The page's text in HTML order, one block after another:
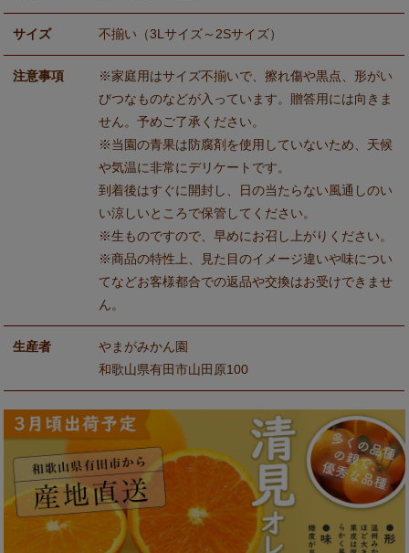
サイズ 不揃い（3Lサイズ～2Sサイズ）
注意事項
※家庭用はサイズ不揃いで、擦れ傷や黒点、形がい
びつなものなどが入っています。贈答用には向きま
せん。予めご了承ください。
※当園の青果は防腐剤を使用していないため、天候
や気温に非常にデリケートです。
到着後はすぐに開封し、日の当たらない風通しのい
い涼しいところで保管してください。
※生ものですので、早めにお召し上がりください。
※商品の特性上、見た目のイメージ違いや味につい
てなどお客様都合での返品や交換はお受けできませ
ん。
生産者
やまがみかん園
和歌山県有田市山田原100